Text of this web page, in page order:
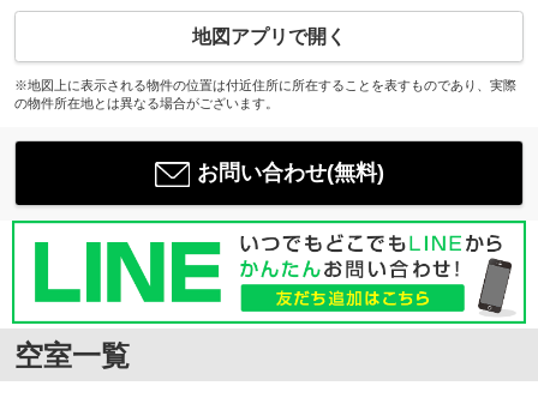
地図アプリで開く
※地図上に表示される物件の位置は付近住所に所在することを表すものであり、実際
の物件所在地とは異なる場合がございます。
お問い合わせ(無料)
空室一覧